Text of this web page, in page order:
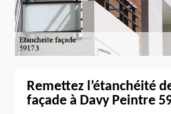
Remettez l’étanchéité
façade à Davy Peintre